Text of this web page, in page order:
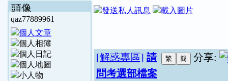
頭像
qaz77889961
分享:
[解惑專區] 請
問考選部檔案